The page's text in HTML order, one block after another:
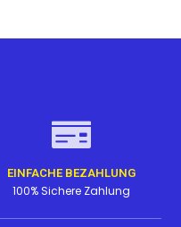
EINFACHE BEZAHLUNG
100% Sichere Zahlung